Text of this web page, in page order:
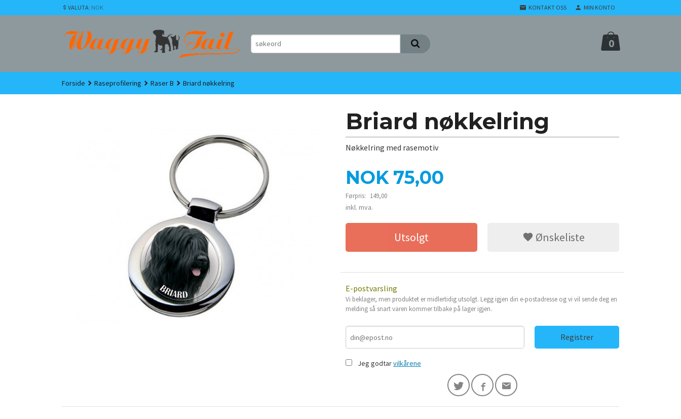
til
VALUTA: NOK KONTAKT OSS MIN KONTO
0
Forside Raseprofilering Raser B Briard nøkkelring
Briard nøkkelring
Nøkkelring med rasemotiv
Tilbud
NOK 75,00
Førpris: 149,00
Rabatt
inkl. mva.
Utsolgt Ønskeliste
E-postvarsling
Vi beklager, men produktet er midlertidig utsolgt. Legg igjen din e-postadresse og vi vil sende deg en
melding så snart varen kommer tilbake på lager igjen.
Jeg godtarvilkårene
Registrer